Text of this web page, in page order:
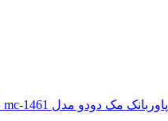
پاوربانک مک دودو مدل mc-1461 ظرفیت 10000 میلی آمپر ساعت